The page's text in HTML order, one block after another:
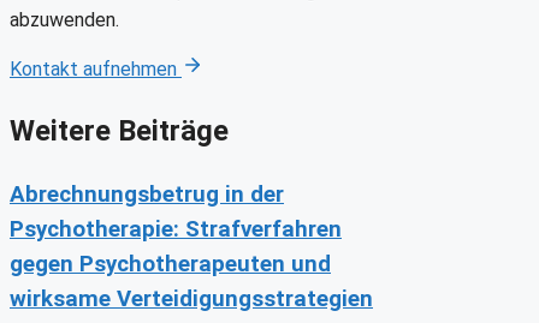
abzuwenden.
Kontakt aufnehmen
Weitere Beiträge
Abrechnungsbetrug in der
Psychotherapie: Strafverfahren
gegen Psychotherapeuten und
wirksame Verteidigungsstrategien